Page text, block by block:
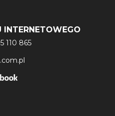
INTERNETOWEGO
110 865